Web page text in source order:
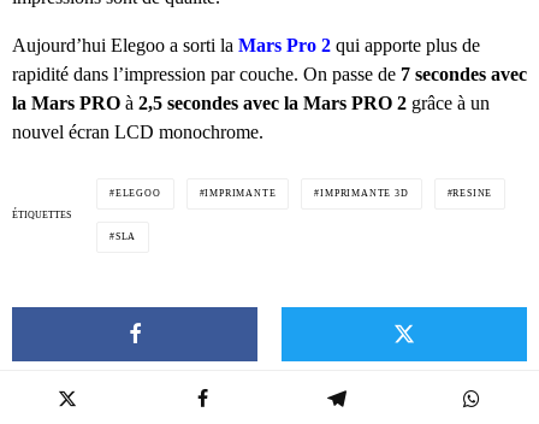
Aujourd’hui Elegoo a sorti la Mars Pro 2 qui apporte plus de
rapidité dans l’impression par couche. On passe de 7 secondes avec
la Mars PRO à 2,5 secondes avec la Mars PRO 2 grâce à un
nouvel écran LCD monochrome.
ÉTIQUETTES
ELEGOO IMPRIMANTE IMPRIMANTE 3D RESINE
SLA